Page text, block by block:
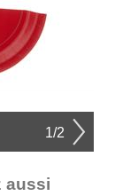
1/2
aussi